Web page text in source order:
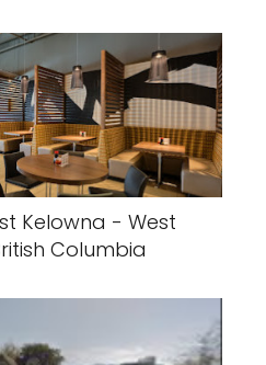
Kelowna - West
Columbia